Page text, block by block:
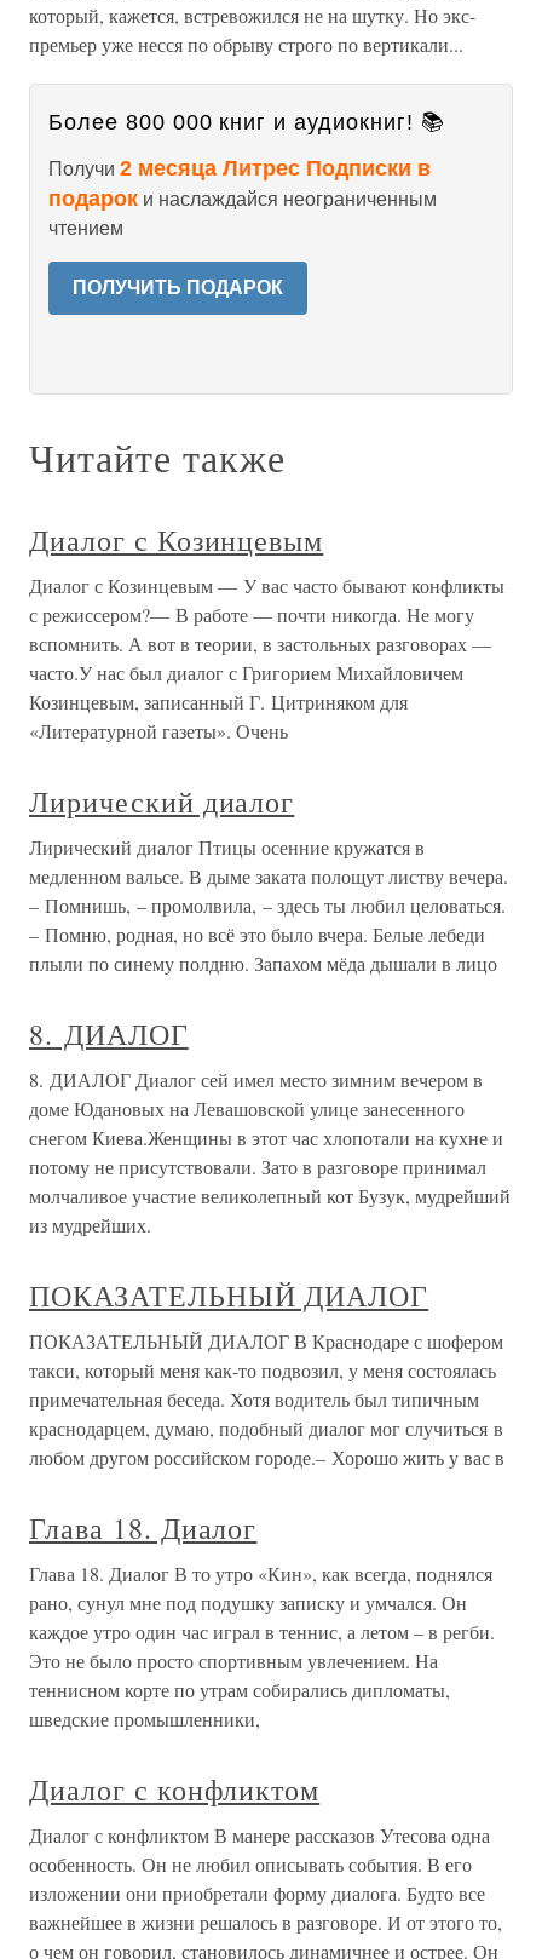
который, кажется, встревожился не на шутку. Но экс-
премьер уже несся по обрыву строго по вертикали...
Более 800 000 книг и аудиокниг! 📚
Получи 2 месяца Литрес Подписки в
подарок и наслаждайся неограниченным
чтением
ПОЛУЧИТЬ ПОДАРОК
Читайте также
Диалог с Козинцевым
Диалог с Козинцевым — У вас часто бывают конфликты
с режиссером?— В работе — почти никогда. Не могу
вспомнить. А вот в теории, в застольных разговорах —
часто.У нас был диалог с Григорием Михайловичем
Козинцевым, записанный Г. Цитриняком для
«Литературной газеты». Очень
Лирический диалог
Лирический диалог Птицы осенние кружатся в
медленном вальсе. В дыме заката полощут листву вечера.
– Помнишь, – промолвила, – здесь ты любил целоваться.
– Помню, родная, но всё это было вчера. Белые лебеди
плыли по синему полдню. Запахом мёда дышали в лицо
8. ДИАЛОГ
8. ДИАЛОГ Диалог сей имел место зимним вечером в
доме Юдановых на Левашовской улице занесенного
снегом Киева.Женщины в этот час хлопотали на кухне и
потому не присутствовали. Зато в разговоре принимал
молчаливое участие великолепный кот Бузук, мудрейший
из мудрейших.
ПОКАЗАТЕЛЬНЫЙ ДИАЛОГ
ПОКАЗАТЕЛЬНЫЙ ДИАЛОГ В Краснодаре с шофером
такси, который меня как-то подвозил, у меня состоялась
примечательная беседа. Хотя водитель был типичным
краснодарцем, думаю, подобный диалог мог случиться в
любом другом российском городе.– Хорошо жить у вас в
Глава 18. Диалог
Глава 18. Диалог В то утро «Кин», как всегда, поднялся
рано, сунул мне под подушку записку и умчался. Он
каждое утро один час играл в теннис, а летом – в регби.
Это не было просто спортивным увлечением. На
теннисном корте по утрам собирались дипломаты,
шведские промышленники,
Диалог с конфликтом
Диалог с конфликтом В манере рассказов Утесова одна
особенность. Он не любил описывать события. В его
изложении они приобретали форму диалога. Будто все
важнейшее в жизни решалось в разговоре. И от этого то,
о чем он говорил, становилось динамичнее и острее. Он